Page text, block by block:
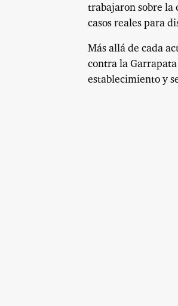
trabajaron sobre la
casos reales para
Más allá de cada
contra la
establecimiento y